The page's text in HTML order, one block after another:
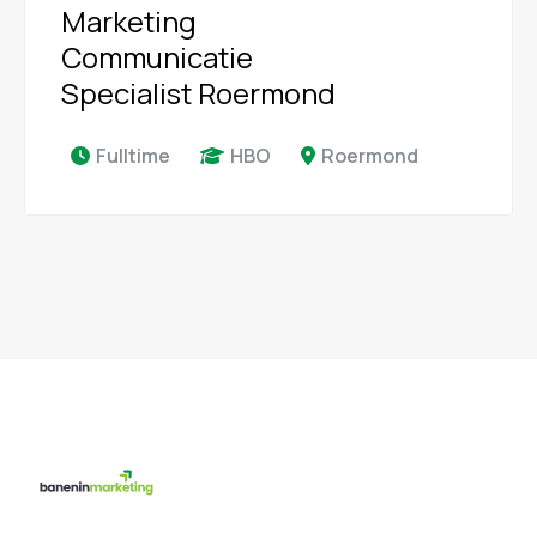
Marketing
Communicatie
Specialist Roermond
Fulltime HBO Roermond